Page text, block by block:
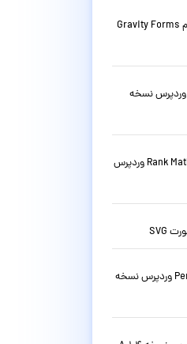
افزونه فرم ساز حرفه ای وردپرس گرویتی فرم Gravity Forms
افزونه فارسی سئو Yoast SEO Premium وردپرس نسخه
دانلود افزونه سئو حرفه ای رنک مث Rank Math Pro وردپرس
افزونه افزایش سرعت وبسایت Perfmatters وردپرس نسخه